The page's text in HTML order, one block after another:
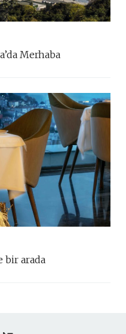
Merhaba
bir arada
YouTube
TikTok